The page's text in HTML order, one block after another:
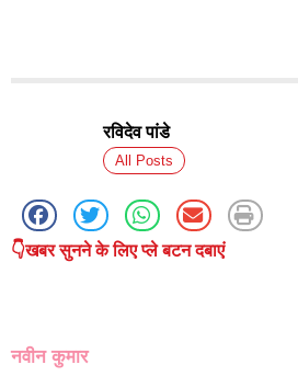
रविदेव पांडे
All Posts
👇खबर सुनने के लिए प्ले बटन दबाएं
नवीन कुमार